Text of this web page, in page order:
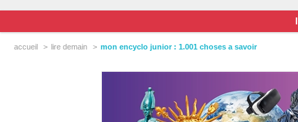
accueil lire demain mon encyclo junior : 1.001 choses a savoir